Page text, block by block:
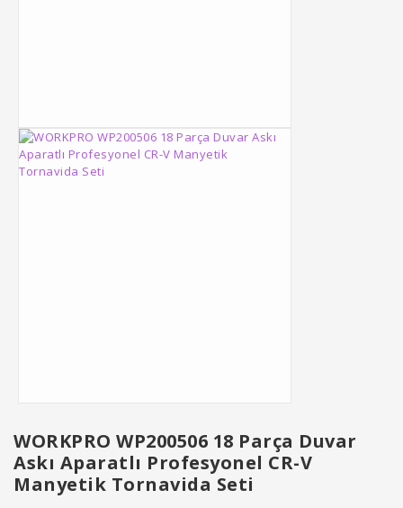
WORKPRO WP200506 18 Parça Duvar
Askı Aparatlı Profesyonel CR-V
Manyetik Tornavida Seti